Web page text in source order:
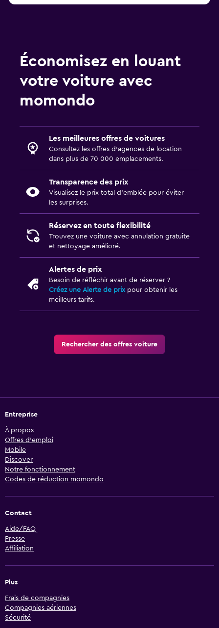
Économisez en louant
votre voiture avec
momondo
Les meilleures offres de voitures
Consultez les offres d’agences de location
dans plus de 70 000 emplacements.
Transparence des prix
Visualisez le prix total d’emblée pour éviter
les surprises.
Réservez en toute flexibilité
Trouvez une voiture avec annulation gratuite
et nettoyage amélioré.
Alertes de prix
Besoin de réfléchir avant de réserver ?
Créez une Alerte de prixpour obtenir les
meilleurs tarifs.
Rechercher des offres voiture
Entreprise
À propos
Offres d’emploi
Mobile
Discover
Notre fonctionnement
Codes de réduction momondo
Contact
Aide/FAQ
Presse
Affiliation
Plus
Frais de compagnies
Compagnies aériennes
Sécurité